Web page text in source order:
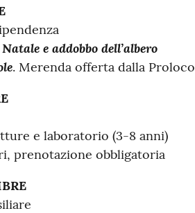
e addobbo dell’albero
. Merenda offerta dalla Proloco
e laboratorio (3-8 anni)
prenotazione obbligatoria